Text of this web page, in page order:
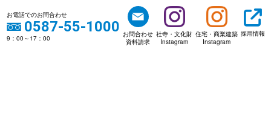
お電話でのお問合わせ
0587-55-1000
9：00～17：00
お問合わせ
資料請求
社寺・文化財
Instagram
住宅・商業建築
Instagram
採用情報